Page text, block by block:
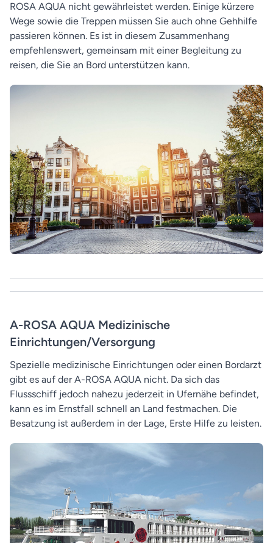
ROSA AQUA nicht gewährleistet werden. Einige kürzere
Wege sowie die Treppen müssen Sie auch ohne Gehhilfe
passieren können. Es ist in diesem Zusammenhang
empfehlenswert, gemeinsam mit einer Begleitung zu
reisen, die Sie an Bord unterstützen kann.
A-ROSA AQUA Medizinische
Einrichtungen/Versorgung
Spezielle medizinische Einrichtungen oder einen Bordarzt
gibt es auf der A-ROSA AQUA nicht. Da sich das
Flussschiff jedoch nahezu jederzeit in Ufernähe befindet,
kann es im Ernstfall schnell an Land festmachen. Die
Besatzung ist außerdem in der Lage, Erste Hilfe zu leisten.